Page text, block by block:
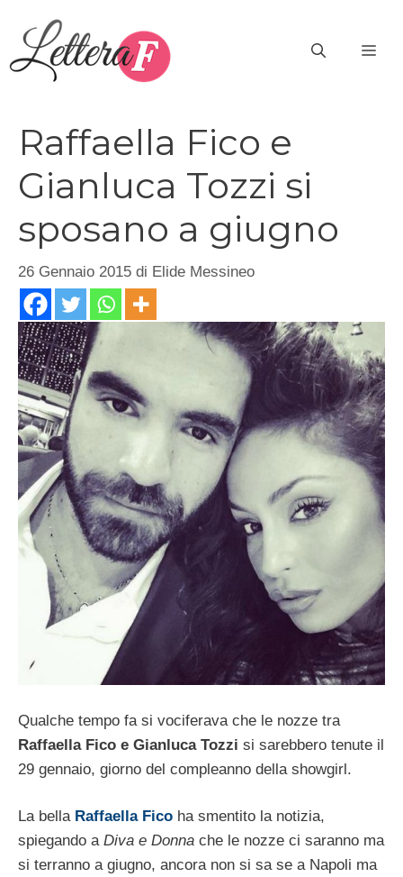
contenuto
Raffaella Fico e
Gianluca Tozzi si
sposano a giugno
26 Gennaio 2015 di Elide Messineo
Qualche tempo fa si vociferava che le nozze tra
Raffaella Fico e Gianluca Tozzi si sarebbero tenute il
29 gennaio, giorno del compleanno della showgirl.
La bella Raffaella Fico ha smentito la notizia,
spiegando a Diva e Donna che le nozze ci saranno ma
si terranno a giugno, ancora non si sa se a Napoli ma